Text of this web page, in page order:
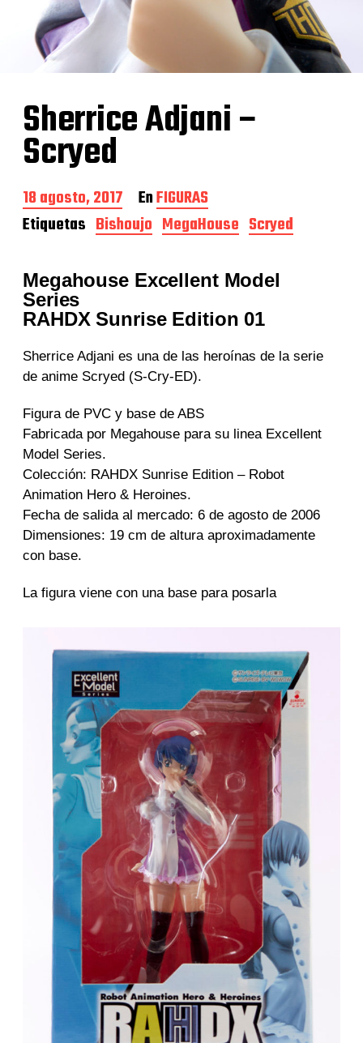
Sherrice Adjani –
Scryed
F
e
c
d
e
l
a
e
n
t
a
d
a
18 agosto, 2017 EnFIGURAS
Etiquetas Bishoujo MegaHouse Scryed
Megahouse Excellent Model
Series
RAHDX Sunrise Edition 01
Sherrice Adjani es una de las heroínas de la serie
de anime Scryed (S-Cry-ED).
Figura de PVC y base de ABS
Fabricada por Megahouse para su linea Excellent
Model Series.
Colección: RAHDX Sunrise Edition – Robot
Animation Hero & Heroines.
Fecha de salida al mercado: 6 de agosto de 2006
Dimensiones: 19 cm de altura aproximadamente
con base.
La figura viene con una base para posarla